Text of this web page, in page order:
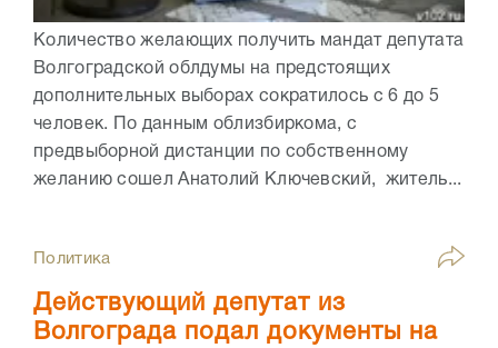
Количество желающих получить мандат депутата
Волгоградской облдумы на предстоящих
дополнительных выборах сократилось с 6 до 5
человек. По данным облизбиркома, с
предвыборной дистанции по собственному
желанию сошел Анатолий Ключевский, житель...
Политика
Действующий депутат из
Волгограда подал документы на